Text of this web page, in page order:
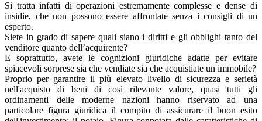
Si tratta infatti di operazioni estremamente complesse e dense di
insidie, che non possono essere affrontate senza i consigli di un
esperto.
Siete in grado di sapere quali siano i diritti e gli obblighi tanto del
venditore quanto dell’acquirente?
E soprattutto, avete le cognizioni giuridiche adatte per evitare
spiacevoli sorprese sia che vendiate sia che acquistiate un immobile?
Proprio per garantire il più elevato livello di sicurezza e serietà
nell'acquisto di beni di così rilevante valore, quasi tutti gli
ordinamenti delle moderne nazioni hanno riservato ad una
particolare figura giuridica il compito di assicurare il buon esito